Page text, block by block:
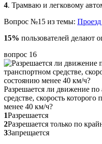
4. Трамваю и легковому
Вопрос №15 из темы: Проезд
15% пользователей делают
вопрос 16
Разрешается ли движение
средстве, скорость
менее 40 км/ч?
1Разрешается
2Разрешается только по
3Запрещается